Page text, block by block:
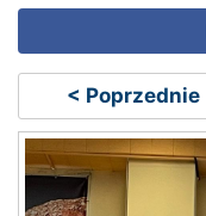
< Poprzednie